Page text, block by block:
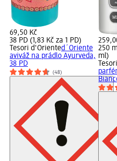
69,50 Kč
38 PD (1,83 Kč za 1 PD)
Tesori d'Oriented´Oriente
aviváž na prádlo Ayurveda,
38 PD
(48)
250
ml)